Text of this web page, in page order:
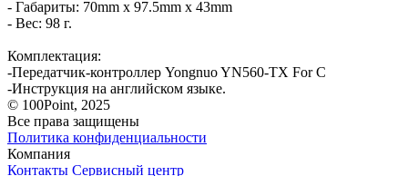
- Габариты: 70mm x 97.5mm x 43mm
- Вес: 98 г.
Комплектация:
-Передатчик-контроллер Yongnuo YN560-TX For C
-Инструкция на английском языке.
© 100Point, 2025
Все права защищены
Политика конфиденциальности
Компания
Контакты Сервисный центр